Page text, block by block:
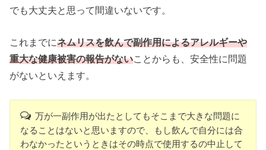
でも大丈夫と思って間違いないです。
これまでにネムリスを飲んで副作用によるアレルギーや
重大な健康被害の報告がないことからも、安全性に問題
がないといえます。
万が一副作用が出たとしてもそこまで大きな問題に
なることはないと思いますので、もし飲んで自分には合
わなかったというときはその時点で使用するの中止して